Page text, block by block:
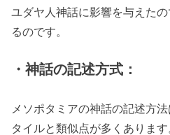
ユダヤ人神話に影響を与えた
るのです。
・神話の記述方式：
メソポタミアの神話の記述方
タイルと類似点が多くあります